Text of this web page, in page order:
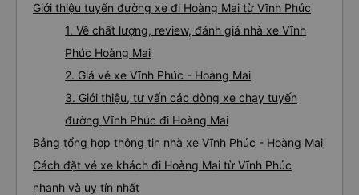
Giới thiệu tuyến đường xe đi Hoàng Mai từ Vĩnh Phúc
1. Về chất lượng, review, đánh giá nhà xe Vĩnh
Phúc Hoàng Mai
2. Giá vé xe Vĩnh Phúc - Hoàng Mai
3. Giới thiệu, tư vấn các dòng xe chạy tuyến
đường Vĩnh Phúc đi Hoàng Mai
Bảng tổng hợp thông tin nhà xe Vĩnh Phúc - Hoàng Mai
Cách đặt vé xe khách đi Hoàng Mai từ Vĩnh Phúc
nhanh và uy tín nhất